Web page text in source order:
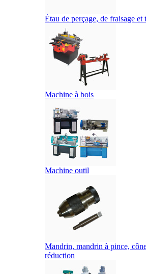
Étau de perçage, de fraisage et
Machine à bois
Machine outil
Mandrin, mandrin à pince,
réduction